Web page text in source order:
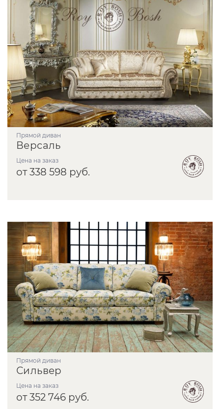
прямой диван
Версаль
Цена на заказ
от 338 598 руб.
прямой диван
Сильвер
Цена на заказ
от 352 746 руб.